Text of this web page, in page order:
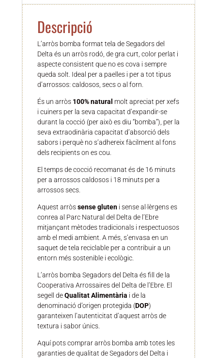
Descripció
L’arròs bomba format tela de Segadors del
Delta és un arròs rodó, de gra curt, color perlat i
aspecte consistent que no es cova i sempre
queda solt. Ideal per a paelles i per a tot tipus
d’arrossos: caldosos, secs o al forn.
És un arròs 100% natural molt apreciat per xefs
i cuiners per la seva capacitat d’expandir-se
durant la cocció (per això es diu “bomba”), per la
seva extraodinària capacitat d’absorció dels
sabors i perquè no s’adhereix fàcilment al fons
dels recipients on es cou.
El temps de cocció recomanat és de 16 minuts
per a arrossos caldosos i 18 minuts per a
arrossos secs.
Aquest arròssense gluteni sense al·lèrgens es
conrea al Parc Natural del Delta de l’Ebre
mitjançant mètodes tradicionals i respectuosos
amb el medi ambient. A més, s’envasa en un
saquet de tela reciclable per a contribuir a un
entorn més sostenible i ecològic.
L’arròs bomba Segadors del Delta és fill de la
Cooperativa Arrossaires del Delta de l’Ebre. El
segell deQualitat Alimentària i de la
denominació d’origen protegida (DOP)
garanteixen l’autenticitat d’aquest arròs de
textura i sabor únics.
Aquí pots comprar arròs bomba amb totes les
garanties de qualitat de Segadors del Delta i